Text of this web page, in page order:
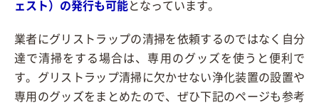
ェスト）の発行も可能となっています。
業者にグリストラップの清掃を依頼するのではなく自分
達で清掃をする場合は、専用のグッズを使うと便利で
す。グリストラップ清掃に欠かせない浄化装置の設置や
専用のグッズをまとめたので、ぜひ下記のページも参考